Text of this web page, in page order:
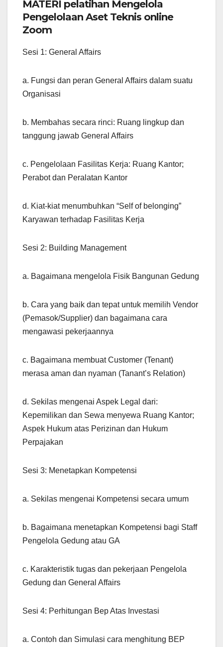
MATERI pelatihan Mengelola
Pengelolaan Aset Teknis online
Zoom
Sesi 1: General Affairs
a. Fungsi dan peran General Affairs dalam suatu
Organisasi
b. Membahas secara rinci: Ruang lingkup dan
tanggung jawab General Affairs
c. Pengelolaan Fasilitas Kerja: Ruang Kantor;
Perabot dan Peralatan Kantor
d. Kiat-kiat menumbuhkan “Self of belonging”
Karyawan terhadap Fasilitas Kerja
Sesi 2: Building Management
a. Bagaimana mengelola Fisik Bangunan Gedung
b. Cara yang baik dan tepat untuk memilih Vendor
(Pemasok/Supplier) dan bagaimana cara
mengawasi pekerjaannya
c. Bagaimana membuat Customer (Tenant)
merasa aman dan nyaman (Tanant’s Relation)
d. Sekilas mengenai Aspek Legal dari:
Kepemilikan dan Sewa menyewa Ruang Kantor;
Aspek Hukum atas Perizinan dan Hukum
Perpajakan
Sesi 3: Menetapkan Kompetensi
a. Sekilas mengenai Kompetensi secara umum
b. Bagaimana menetapkan Kompetensi bagi Staff
Pengelola Gedung atau GA
c. Karakteristik tugas dan pekerjaan Pengelola
Gedung dan General Affairs
Sesi 4: Perhitungan Bep Atas Investasi
a. Contoh dan Simulasi cara menghitung BEP